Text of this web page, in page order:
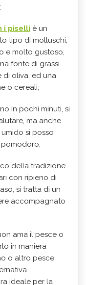
i piselli è un
tipo di molluschi,
e molto gustoso,
fonte di grassi
di oliva, ed una
o cereali;
in pochi minuti, si
ma anche
si posso
della tradizione
con ripieno di
si tratta di un
accompagnato
ama il pesce o
in maniera
o altro pesce
ideale per la